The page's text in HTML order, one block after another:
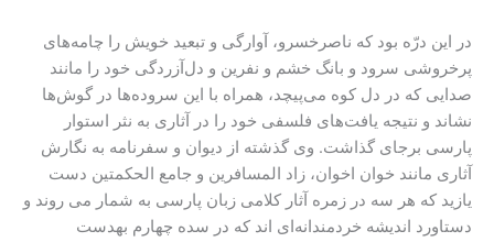
در این درّه بود که ناصرخسرو، آوارگی و تبعید خویش را چامه‌های
پرخروشی سرود و بانگ خشم و نفرین و دل‌آزردگی خود را مانند
صدایی که در دل کوه می‌پیچد، همراه با این سروده‌ها در گوش‌ها
نشاند و نتیجه‌ یافت‌های فلسفی خود را در آثاری به نثر استوار
پارسی برجای گذاشت. وی گذشته از دیوان و سفرنامه به نگارش
آثاری مانند خوان ‌اخوان، زاد المسافرین و جامع الحکمتین دست
یازید که هر سه در زمره‌ آثار کلامی زبان پارسی به شمار می روند و
دستاورد اندیشه خردمندانه‌ای اند که در سده‌ چهارم بهدست